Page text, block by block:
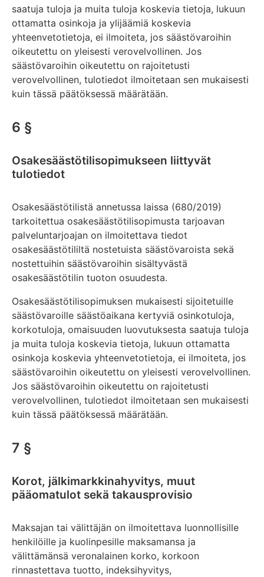
saatuja tuloja ja muita tuloja koskevia tietoja, lukuun
ottamatta osinkoja ja ylijäämiä koskevia
yhteenvetotietoja, ei ilmoiteta, jos säästövaroihin
oikeutettu on yleisesti verovelvollinen. Jos
säästövaroihin oikeutettu on rajoitetusti
verovelvollinen, tulotiedot ilmoitetaan sen mukaisesti
kuin tässä päätöksessä määrätään.
6 §
Osakesäästötilisopimukseen liittyvät
tulotiedot
Osakesäästötilistä annetussa laissa (680/2019)
tarkoitettua osakesäästötilisopimusta tarjoavan
palveluntarjoajan on ilmoitettava tiedot
osakesäästötililtä nostetuista säästövaroista sekä
nostettuihin säästövaroihin sisältyvästä
osakesäästötilin tuoton osuudesta.
Osakesäästötilisopimuksen mukaisesti sijoitetuille
säästövaroille säästöaikana kertyviä osinkotuloja,
korkotuloja, omaisuuden luovutuksesta saatuja tuloja
ja muita tuloja koskevia tietoja, lukuun ottamatta
osinkoja koskevia yhteenvetotietoja, ei ilmoiteta, jos
säästövaroihin oikeutettu on yleisesti verovelvollinen.
Jos säästövaroihin oikeutettu on rajoitetusti
verovelvollinen, tulotiedot ilmoitetaan sen mukaisesti
kuin tässä päätöksessä määrätään.
7 §
Korot, jälkimarkkinahyvitys, muut
pääomatulot sekä takausprovisio
Maksajan tai välittäjän on ilmoitettava luonnollisille
henkilöille ja kuolinpesille maksamansa ja
välittämänsä veronalainen korko, korkoon
rinnastettava tuotto, indeksihyvitys,